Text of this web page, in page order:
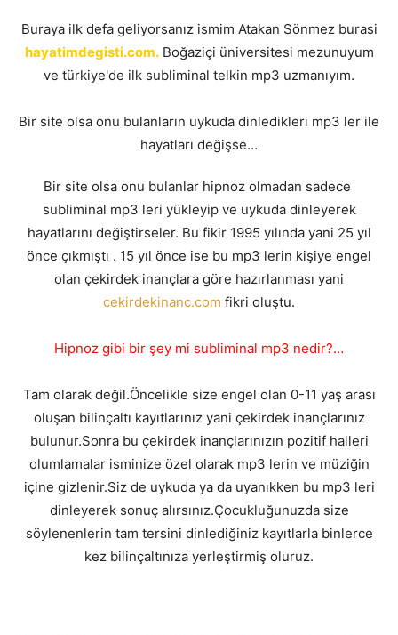
Buraya ilk defa geliyorsanız ismim Atakan Sönmez burasi
hayatimdegisti.com.Boğaziçi üniversitesi mezunuyum
ve türkiye'de ilk subliminal telkin mp3 uzmanıyım.
Bir site olsa onu bulanların uykuda dinledikleri mp3 ler ile
hayatları değişse…
Bir site olsa onu bulanlar hipnoz olmadan sadece
subliminal mp3 leri yükleyip ve uykuda dinleyerek
hayatlarını değiştirseler. Bu fikir 1995 yılında yani 25 yıl
önce çıkmıştı . 15 yıl önce ise bu mp3 lerin kişiye engel
olan çekirdek inançlara göre hazırlanması yani
cekirdekinanc.com fikri oluştu.
Hipnoz gibi bir şey mi subliminal mp3 nedir?…
Tam olarak değil.Öncelikle size engel olan 0-11 yaş arası
oluşan bilinçaltı kayıtlarınız yani çekirdek inançlarınız
bulunur.Sonra bu çekirdek inançlarınızın pozitif halleri
olumlamalar isminize özel olarak mp3 lerin ve müziğin
içine gizlenir.Siz de uykuda ya da uyanıkken bu mp3 leri
dinleyerek sonuç alırsınız.Çocukluğunuzda size
söylenenlerin tam tersini dinlediğiniz kayıtlarla binlerce
kez bilinçaltınıza yerleştirmiş oluruz.